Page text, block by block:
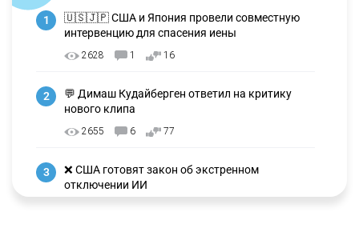
1
🇺🇸🇯🇵 США и Япония провели совместную
интервенцию для спасения иены
2628 1 16
2
💬 Димаш Кудайберген ответил на критику
нового клипа
2655 6 77
3
❌ США готовят закон об экстренном
отключении ИИ